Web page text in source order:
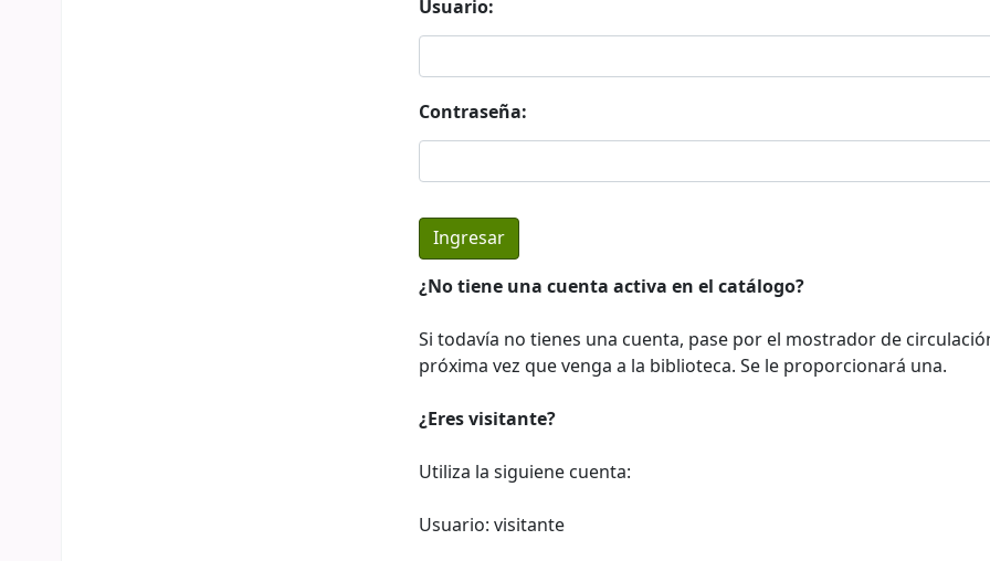
Usuario:
Contraseña:
¿No tiene una cuenta activa en el catálogo?
Si todavía no tienes una cuenta, pase por el mostrador de
próxima vez que venga a la biblioteca. Se le proporcionará una.
¿Eres visitante?
Utiliza la siguiene cuenta:
Usuario: visitante